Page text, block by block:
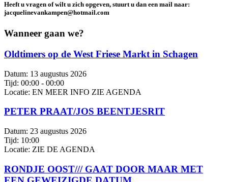
Heeft u vragen of wilt u zich opgeven, stuurt u dan een mail naar:
jacquelinevankampen@hotmail.com
Wanneer gaan we?
Oldtimers op de West Friese Markt in Schagen
Datum: 13 augustus 2026
Tijd: 00:00 - 00:00
Locatie: EN MEER INFO ZIE AGENDA
PETER PRAAT/JOS BEENTJESRIT
Datum: 23 augustus 2026
Tijd: 10:00
Locatie: ZIE DE AGENDA
RONDJE OOST/// GAAT DOOR MAAR MET